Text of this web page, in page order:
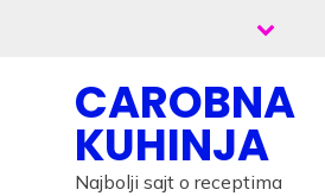
CAROBNA
KUHINJA
Najbolji sajt o receptima